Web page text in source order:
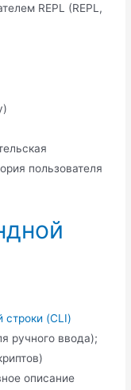
REPL (REPL,
пользователя
строки (CLI)
ручного ввода);
описание